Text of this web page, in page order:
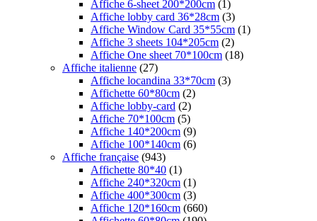
Affiche 6-sheet 200*200cm (1)
Affiche lobby card 36*28cm (3)
Affiche Window Card 35*55cm (1)
Affiche 3 sheets 104*205cm (2)
Affiche One sheet 70*100cm (18)
Affiche italienne (27)
Affiche locandina 33*70cm (3)
Affichette 60*80cm (2)
Affiche lobby-card (2)
Affiche 70*100cm (5)
Affiche 140*200cm (9)
Affiche 100*140cm (6)
Affiche française (943)
Affichette 80*40 (1)
Affiche 240*320cm (1)
Affiche 400*300cm (3)
Affiche 120*160cm (660)